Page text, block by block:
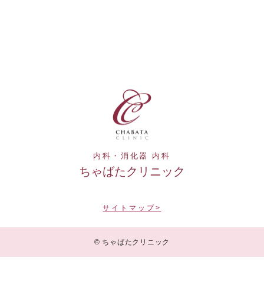
内科・消化器 内科
ちゃばたクリニック
サイトマップ>
© ちゃばたクリニック